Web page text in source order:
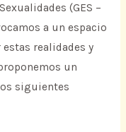
(GES –
a un espacio
realidades y
un
siguientes